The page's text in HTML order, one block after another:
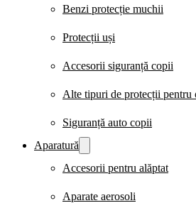
Benzi protecție muchii
Protecții uși
Accesorii siguranță copii
Alte tipuri de protecții pentru
Siguranță auto copii
Aparatură
Accesorii pentru alăptat
Aparate aerosoli